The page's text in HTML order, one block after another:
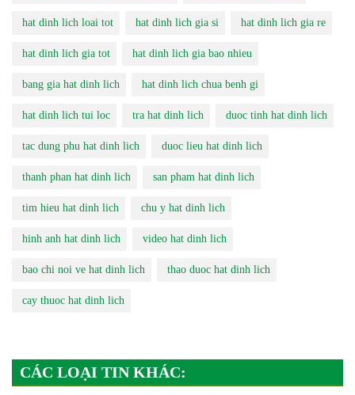
hat dinh lich loai tot hat dinh lich gia si hat dinh lich gia re
hat dinh lich gia tot hat dinh lich gia bao nhieu
bang gia hat dinh lich hat dinh lich chua benh gi
hat dinh lich tui loc tra hat dinh lich duoc tinh hat dinh lich
tac dung phu hat dinh lich duoc lieu hat dinh lich
thanh phan hat dinh lich san pham hat dinh lich
tim hieu hat dinh lich chu y hat dinh lich
hinh anh hat dinh lich video hat dinh lich
bao chi noi ve hat dinh lich thao duoc hat dinh lich
cay thuoc hat dinh lich
CÁC LOẠI TIN KHÁC: